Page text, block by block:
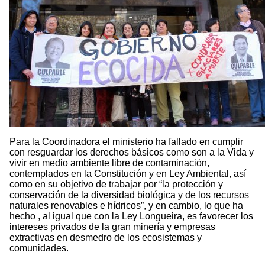
Para la Coordinadora el ministerio ha fallado en cumplir
con resguardar los derechos básicos como son a la Vida y
vivir en medio ambiente libre de contaminación,
contemplados en la Constitución y en Ley Ambiental, así
como en su objetivo de trabajar por “la protección y
conservación de la diversidad biológica y de los recursos
naturales renovables e hídricos”, y en cambio, lo que ha
hecho , al igual que con la Ley Longueira, es favorecer los
intereses privados de la gran minería y empresas
extractivas en desmedro de los ecosistemas y
comunidades.